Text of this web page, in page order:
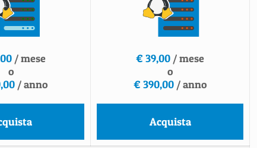
/ mese
o
/ anno
€ 39,00 / mese
o
€ 390,00/ anno
Acquista